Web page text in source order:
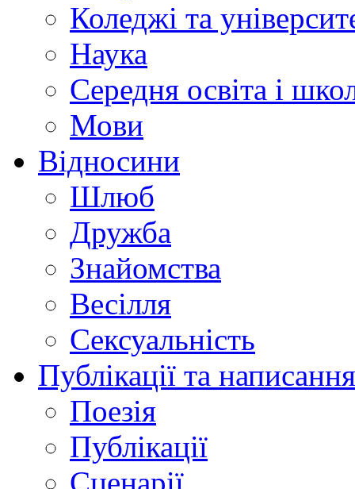
Коледжі та
Наука
Середня освіта і
Мови
Відносини
Шлюб
Дружба
Знайомства
Весілля
Сексуальність
Публікації та
Поезія
Публікації